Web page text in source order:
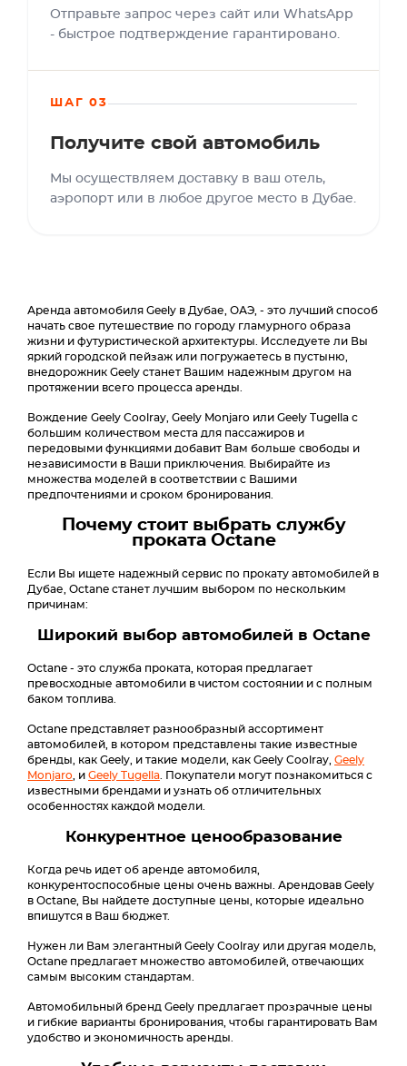
Отправьте запрос через сайт или WhatsApp
- быстрое подтверждение гарантировано.
ШАГ 03
Получите свой автомобиль
Мы осуществляем доставку в ваш отель,
аэропорт или в любое другое место в Дубае.
Аренда автомобиля Geely в Дубае, ОАЭ, - это лучший способ
начать свое путешествие по городу гламурного образа
жизни и футуристической архитектуры. Исследуете ли Вы
яркий городской пейзаж или погружаетесь в пустыню,
внедорожник Geely станет Вашим надежным другом на
протяжении всего процесса аренды.
Вождение Geely Coolray, Geely Monjaro или Geely Tugella с
большим количеством места для пассажиров и
передовыми функциями добавит Вам больше свободы и
независимости в Ваши приключения. Выбирайте из
множества моделей в соответствии с Вашими
предпочтениями и сроком бронирования.
Почему стоит выбрать службу
проката Octane
Если Вы ищете надежный сервис по прокату автомобилей в
Дубае, Octane станет лучшим выбором по нескольким
причинам:
Широкий выбор автомобилей в Octane
Octane - это служба проката, которая предлагает
превосходные автомобили в чистом состоянии и с полным
баком топлива.
Octane представляет разнообразный ассортимент
автомобилей, в котором представлены такие известные
бренды, как Geely, и такие модели, как Geely Coolray, Geely
Monjaro , и Geely Tugella . Покупатели могут познакомиться с
известными брендами и узнать об отличительных
особенностях каждой модели.
Конкурентное ценообразование
Когда речь идет об аренде автомобиля,
конкурентоспособные цены очень важны. Арендовав Geely
в Octane, Вы найдете доступные цены, которые идеально
впишутся в Ваш бюджет.
Нужен ли Вам элегантный Geely Coolray или другая модель,
Octane предлагает множество автомобилей, отвечающих
самым высоким стандартам.
Автомобильный бренд Geely предлагает прозрачные цены
и гибкие варианты бронирования, чтобы гарантировать Вам
удобство и экономичность аренды.